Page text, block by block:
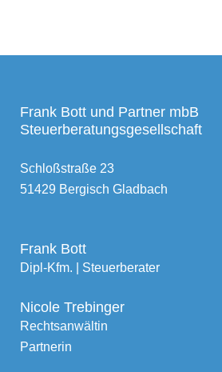
Frank Bott und Partner mbB
Steuerberatungsgesellschaft
Schloßstraße 23
51429 Bergisch Gladbach
Frank Bott
Dipl-Kfm. | Steuerberater
Nicole Trebinger
Rechtsanwältin
Partnerin